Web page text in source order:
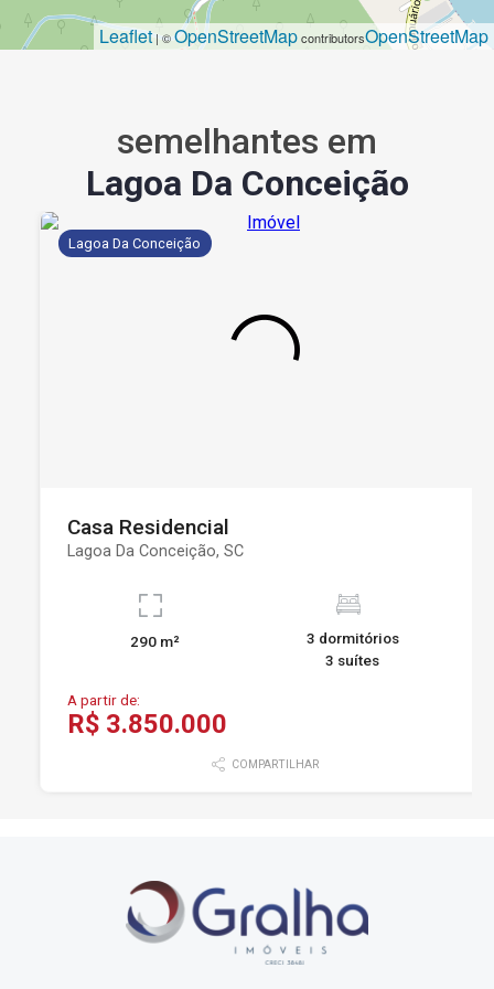
Leaflet | ©OpenStreetMapcontributorsOpenStreetMap
semelhantes em
Lagoa Da Conceição
Lagoa Da Conceição
Casa Residencial
Lagoa Da Conceição, SC
290 m²
3 dormitórios
3 suítes
A partir de:
R$ 3.850.000
COMPARTILHAR